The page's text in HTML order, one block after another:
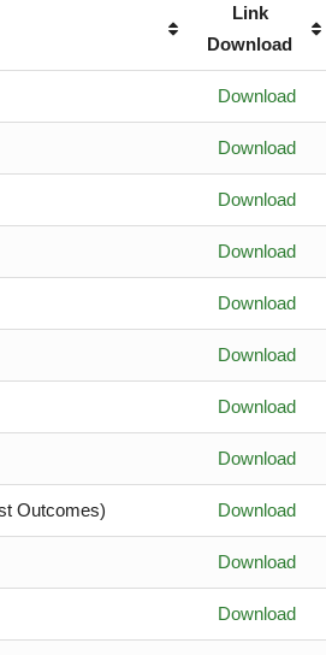
Link
Download
Download
Download
Download
Download
Download
Download
Download
Download
Outcomes) Download
Download
Download